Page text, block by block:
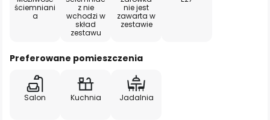
ściemniani
a
z nie
wchodzi w
skład
zestawu
nie jest
zawarta w
zestawie
Preferowane pomieszczenia
Salon Kuchnia Jadalnia